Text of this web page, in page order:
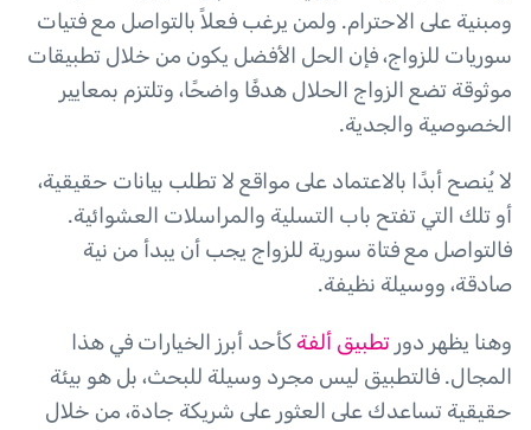
ومبنية على الاحترام. ولمن يرغب فعلاً بالتواصل مع فتيات
سوريات للزواج، فإن الحل الأفضل يكون من خلال تطبيقات
موثوقة تضع الزواج الحلال هدفًا واضحًا، وتلتزم بمعايير
الخصوصية والجدية.
لا يُنصح أبدًا بالاعتماد على مواقع لا تطلب بيانات حقيقية،
أو تلك التي تفتح باب التسلية والمراسلات العشوائية.
فالتواصل مع فتاة سورية للزواج يجب أن يبدأ من نية
صادقة، ووسيلة نظيفة.
وهنا يظهر دور تطبيق ألفة كأحد أبرز الخيارات في هذا
المجال. فالتطبيق ليس مجرد وسيلة للبحث، بل هو بيئة
حقيقية تساعدك على العثور على شريكة جادة، من خلال